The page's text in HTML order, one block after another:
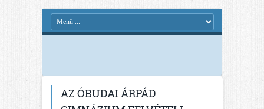
AZ ÓBUDAI ÁRPÁD